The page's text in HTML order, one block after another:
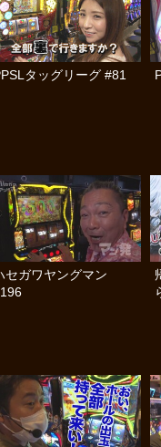
タッグリーグ #81
セガワヤングマン